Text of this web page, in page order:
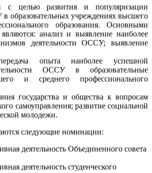
с целью развития и популяризации
образовательных учреждениях высшего
образования. Основными
являются: анализ и выявление наиболее
деятельности ОССУ; выявление
опыта наиболее успешной
ОССУ в образовательные
и среднего профессионального
государства и общества к вопросам
самоуправления; развитие социальной
молодежи.
следующие номинации:
деятельность Объединенного совета
деятельность студенческого